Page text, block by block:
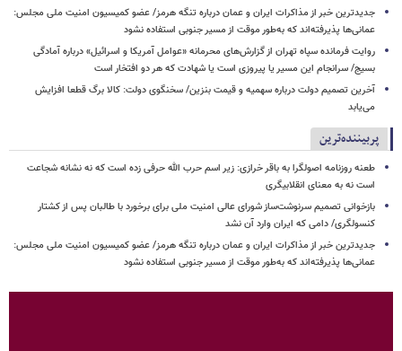
جدیدترین خبر از مذاکرات ایران و عمان درباره تنگه هرمز/ عضو کمیسیون امنیت ملی مجلس:
عمانی‌ها پذیرفته‌اند که به‌طور موقت از مسیر جنوبی استفاده نشود
روایت فرمانده سپاه تهران از گزارش‌های محرمانه «عوامل آمریکا و اسرائیل» درباره آمادگی
بسیج/ سرانجام این مسیر یا پیروزی است یا شهادت که هر دو افتخار است
آخرین تصمیم دولت درباره سهمیه و قیمت بنزین/ سخنگوی دولت: کالا برگ قطعا افزایش
می‌یابد
پربیننده‌ترین
طعنه روزنامه اصولگرا به باقر خرازی: زیر اسم حرب الله حرفی زده است که نه نشانه شجاعت
است نه به معنای انقلابیگری
بازخوانی تصمیم سرنوشت‌ساز شورای عالی امنیت ملی برای برخورد با طالبان پس از کشتار
کنسولگری/ دامی که ایران وارد آن نشد
جدیدترین خبر از مذاکرات ایران و عمان درباره تنگه هرمز/ عضو کمیسیون امنیت ملی مجلس:
عمانی‌ها پذیرفته‌اند که به‌طور موقت از مسیر جنوبی استفاده نشود